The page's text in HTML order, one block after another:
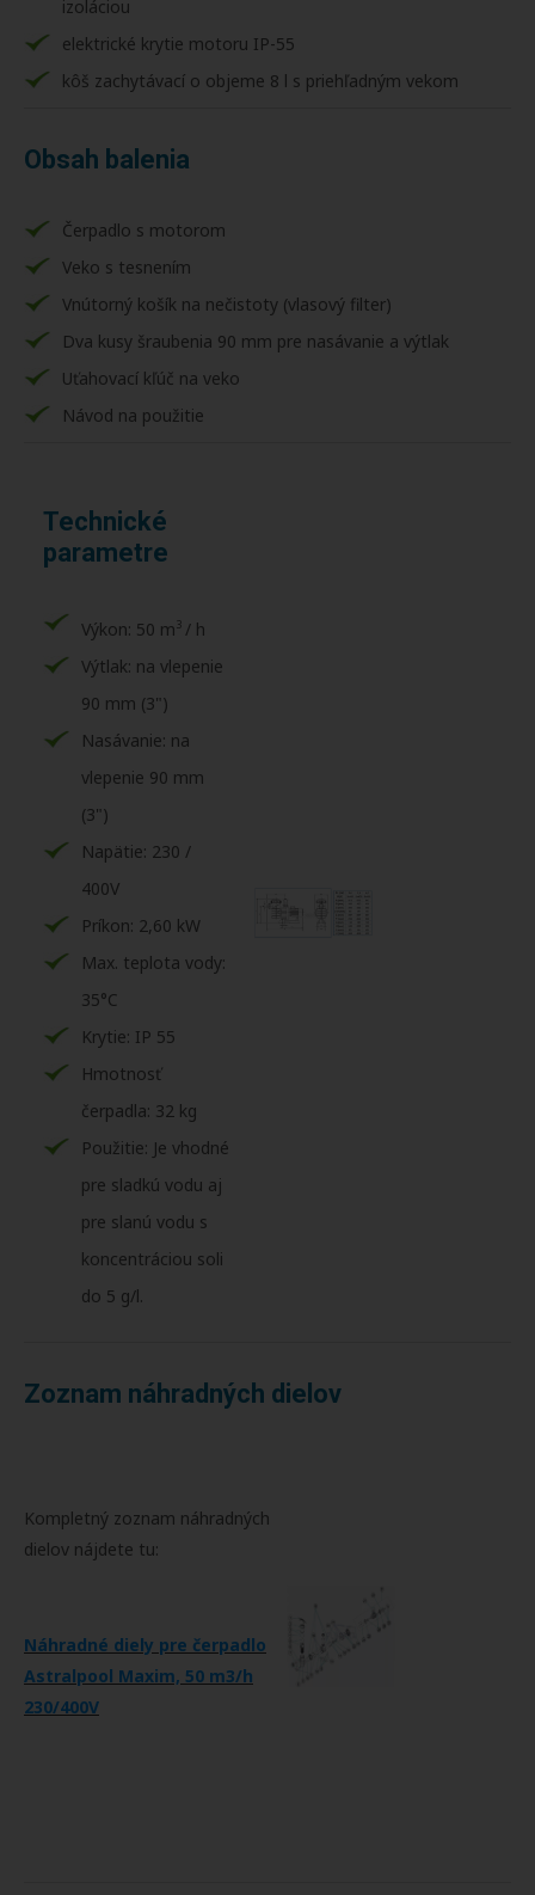
izoláciou
elektrické krytie motoru IP-55
kôš zachytávací o objeme 8 l s priehľadným vekom
Obsah balenia
Čerpadlo s motorom
Veko s tesnením
Vnútorný košík na nečistoty (vlasový filter)
Dva kusy šraubenia 90 mm pre nasávanie a výtlak
Uťahovací kľúč na veko
Návod na použitie
Technické
parametre
Výkon: 50 m3 / h
Výtlak: na vlepenie
90 mm (3")
Nasávanie: na
vlepenie 90 mm
(3")
Napätie: 230 /
400V
Príkon: 2,60 kW
Max. teplota vody:
35°C
Krytie: IP 55
Hmotnosť
čerpadla: 32 kg
Použitie: Je vhodné
pre sladkú vodu aj
pre slanú vodu s
koncentráciou soli
do 5 g/l.
Zoznam náhradných dielov
Kompletný zoznam náhradných
dielov nájdete tu:
Náhradné diely pre čerpadlo
Astralpool Maxim, 50 m3/h
230/400V